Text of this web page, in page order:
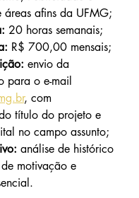
áreas afins da UFMG;
20 horas semanais;
R$ 700,00 mensais;
envio da
para o e-mail
, com
título do projeto e
no campo assunto;
análise de histórico
motivação e